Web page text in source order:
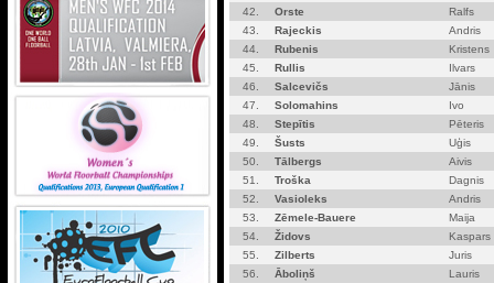
42.
Orste
Ralfs
43.
Rajeckis
Andris
44.
Rubenis
Kristens
45.
Rullis
Ilvars
46.
Salcevičs
Jānis
47.
Solomahins
Ivo
48.
Stepītis
Pēteris
49.
Šusts
Uģis
50.
Tālbergs
Aivis
51.
Troška
Dagnis
52.
Vasioleks
Andris
53.
Zēmele-Bauere
Maija
54.
Židovs
Kaspars
55.
Zilberts
Juris
56.
Āboliņš
Lauris